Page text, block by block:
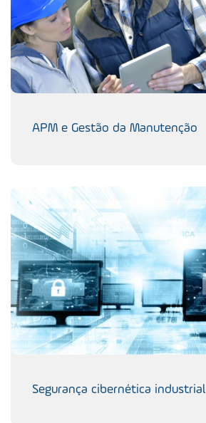
APM e Gestão da Manutenção
Segurança cibernética industrial